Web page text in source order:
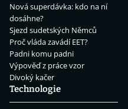
Nová superdávka: kdo na ní
dosáhne?
Sjezd sudetských Němců
Proč vláda zavádí EET?
Padni komu padni
Výpověď z práce vzor
Divoký kačer
Technologie